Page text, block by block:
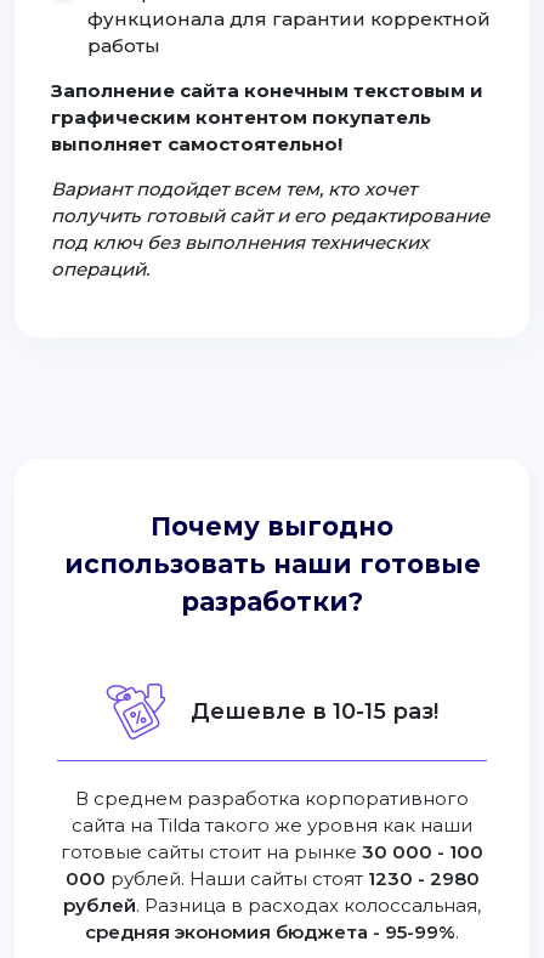
функционала для гарантии корректной
работы
Заполнение сайта конечным текстовым и
графическим контентом покупатель
выполняет самостоятельно!
Вариант подойдет всем тем, кто хочет
получить готовый сайт и его редактирование
под ключ без выполнения технических
операций.
Почему выгодно
использовать наши готовые
разработки?
Дешевле в 10-15 раз!
В среднем разработка корпоративного
сайта на Tilda такого же уровня как наши
готовые сайты стоит на рынке 30 000 - 100
000 рублей. Наши сайты стоят 1230 - 2980
рублей. Разница в расходах колоссальная,
средняя экономия бюджета - 95-99%.